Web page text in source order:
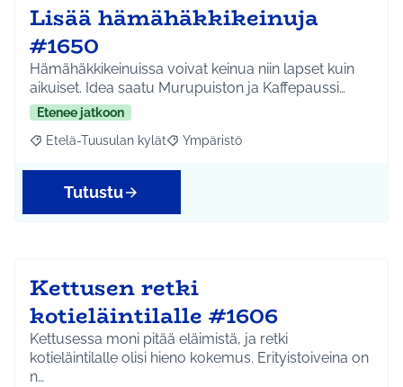
Lisää hämähäkkikeinuja
#1650
Hämähäkkikeinuissa voivat keinua niin lapset kuin
aikuiset. Idea saatu Murupuiston ja Kaffepaussi…
Etenee jatkoon
Rajaa tulokset aihepiirin mukaan: Etelä-Tuusulan kylät
Etelä-Tuusulan kylät Rajaa tulokset teeman mukaan:
Ympäristö
Tutustu
Kettusen retki
kotieläintilalle #1606
Kettusessa moni pitää eläimistä, ja retki
kotieläintilalle olisi hieno kokemus. Erityistoiveina on
n…